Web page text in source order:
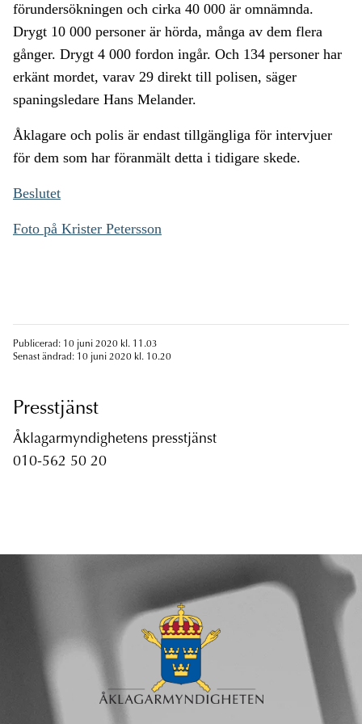
förundersökningen och cirka 40 000 är omnämnda.
Drygt 10 000 personer är hörda, många av dem flera
gånger. Drygt 4 000 fordon ingår. Och 134 personer har
erkänt mordet, varav 29 direkt till polisen, säger
spaningsledare Hans Melander.
Åklagare och polis är endast tillgängliga för intervjuer
för dem som har föranmält detta i tidigare skede.
Beslutet
Foto på Krister Petersson
Publicerad: 10 juni 2020 kl. 11.03
Senast ändrad: 10 juni 2020 kl. 10.20
Presstjänst
Åklagarmyndighetens presstjänst
010-562 50 20